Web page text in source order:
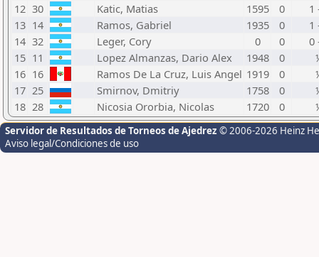
12 30 Katic, Matias 1595 0
1
13 14 Ramos, Gabriel 1935 0
1
14 32 Leger, Cory 0 0
0
15 11 Lopez Almanzas, Dario Alex 1948 0
16 16 Ramos De La Cruz, Luis Angel 1919 0
17 25 Smirnov, Dmitriy 1758 0
18 28 Nicosia Ororbia, Nicolas 1720 0
Servidor de Resultados de Torneos de Ajedrez © 2006-2026 Heinz
Aviso legal/Condiciones de uso